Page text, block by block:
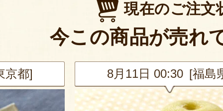
現在のご注文
今この商品が売れ
京都] 8月11日 00:30 [福島